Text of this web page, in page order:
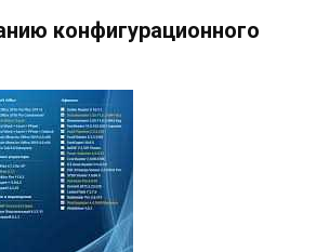
конфигурационного